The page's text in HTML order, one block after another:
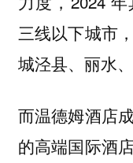
三线以下城市
城泾县、丽水
而温德姆酒店
的高端国际酒